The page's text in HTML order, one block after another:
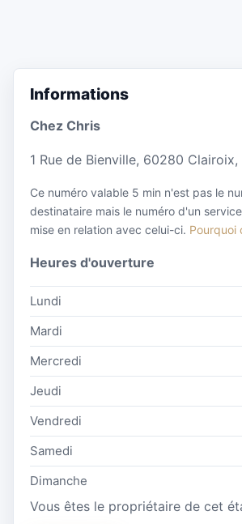
Informations
Chez Chris
1 Rue de Bienville, 60280 Clairoix,
Ce numéro valable 5 min n'est pas le
destinataire mais le numéro d'un
mise en relation avec celui-ci. Pourquoi
Heures d'ouverture
Lundi
Mardi
Mercredi
Jeudi
Vendredi
Samedi
Dimanche
Vous êtes le propriétaire de cet